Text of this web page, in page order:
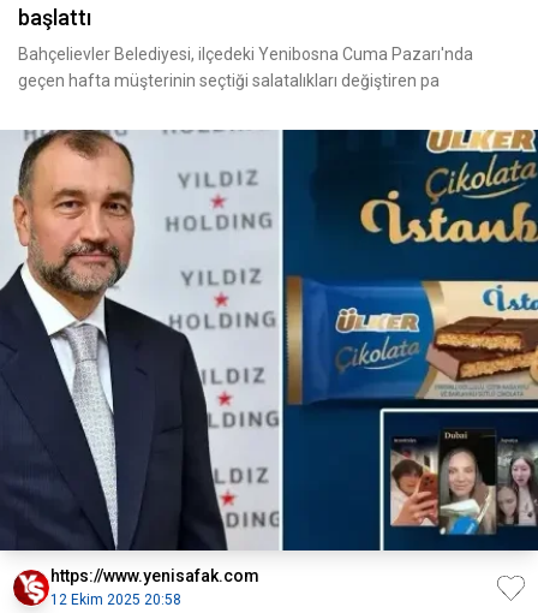
başlattı
Bahçelievler Belediyesi, ilçedeki Yenibosna Cuma Pazarı'nda
geçen hafta müşterinin seçtiği salatalıkları değiştiren pa
https://www.yenisafak.com
12 Ekim 2025 20:58